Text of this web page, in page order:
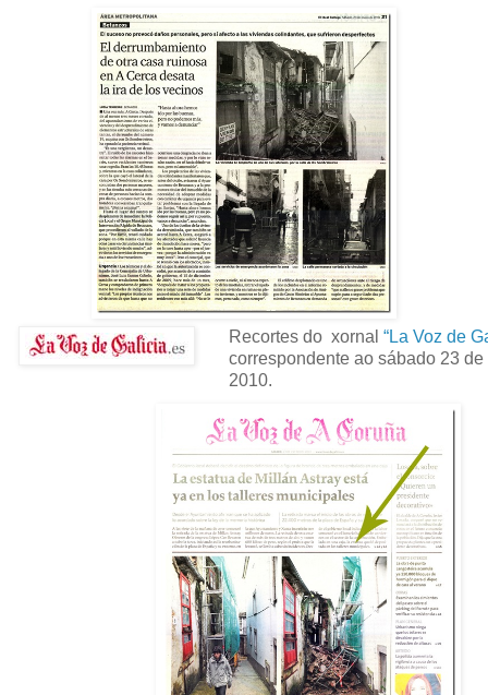
Recortes do xornal “La Voz de
correspondente ao sábado 23
2010.